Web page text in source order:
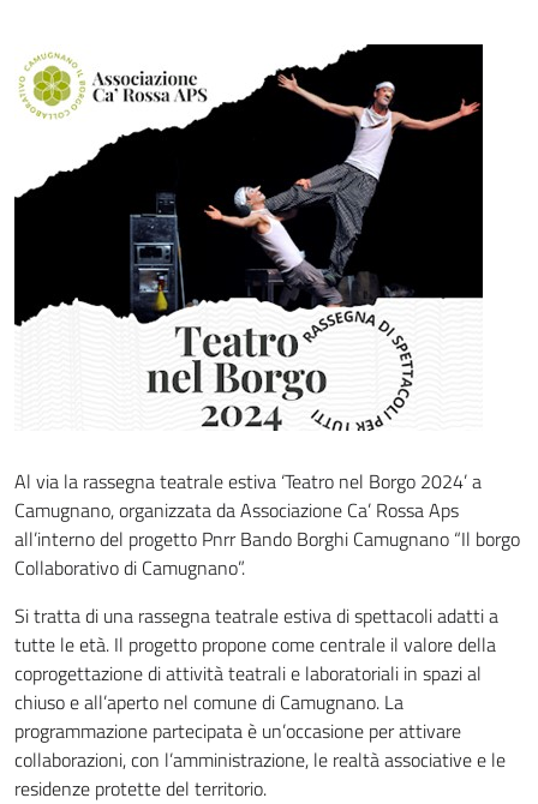
Al via la rassegna teatrale estiva ‘Teatro nel Borgo 2024’ a
Camugnano, organizzata da Associazione Ca’ Rossa Aps
all’interno del progetto Pnrr Bando Borghi Camugnano “Il borgo
Collaborativo di Camugnano”.
Si tratta di una rassegna teatrale estiva di spettacoli adatti a
tutte le età. Il progetto propone come centrale il valore della
coprogettazione di attività teatrali e laboratoriali in spazi al
chiuso e all’aperto nel comune di Camugnano. La
programmazione partecipata è un’occasione per attivare
collaborazioni, con l’amministrazione, le realtà associative e le
residenze protette del territorio.